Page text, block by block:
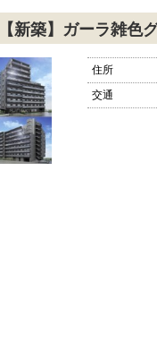
【新築】ガーラ雑色
住所
交通